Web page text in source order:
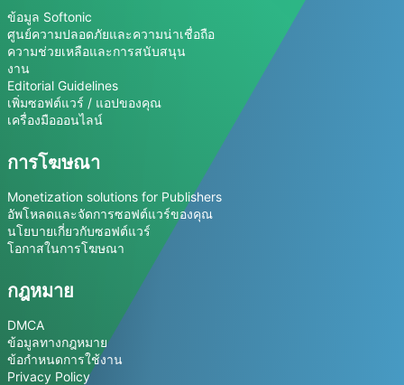
ข้อมูล Softonic
ศูนย์ความปลอดภัยและความน่าเชื่อถือ
ความช่วยเหลือและการสนับสนุน
งาน
Editorial Guidelines
เพิ่มซอฟต์แวร์ / แอปของคุณ
เครื่องมือออนไลน์
การโฆษณา
Monetization solutions for Publishers
อัพโหลดและจัดการซอฟต์แวร์ของคุณ
นโยบายเกี่ยวกับซอฟต์แวร์
โอกาสในการโฆษณา
กฎหมาย
DMCA
ข้อมูลทางกฎหมาย
ข้อกำหนดการใช้งาน
Privacy Policy